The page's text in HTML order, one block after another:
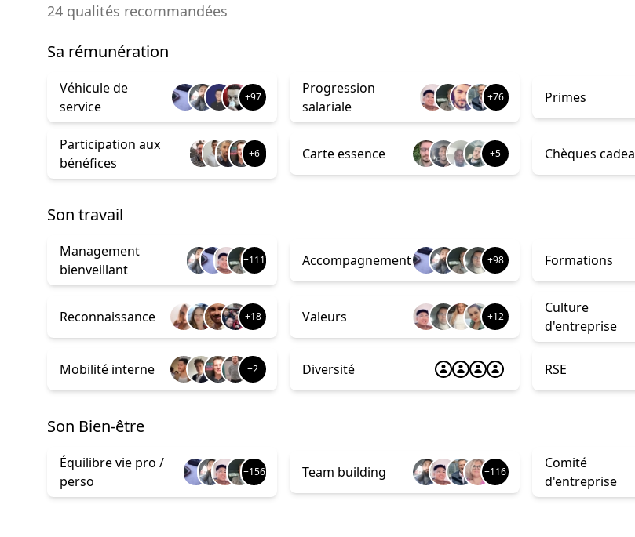
24 qualités recommandées
sa rémunération
Véhicule de
service
+97
Progression
salariale
+76 Primes
Participation aux
bénéfices
+6 Carte essence +5 Chèques
son travail
Management
bienveillant
+111 Accompagnement +98 Formations
Reconnaissance +18 Valeurs +12
Culture
d'entreprise
Mobilité interne +2 Diversité RSE
son Bien-être
Équilibre vie pro /
perso
+156 Team building +116
Comité
d'entreprise